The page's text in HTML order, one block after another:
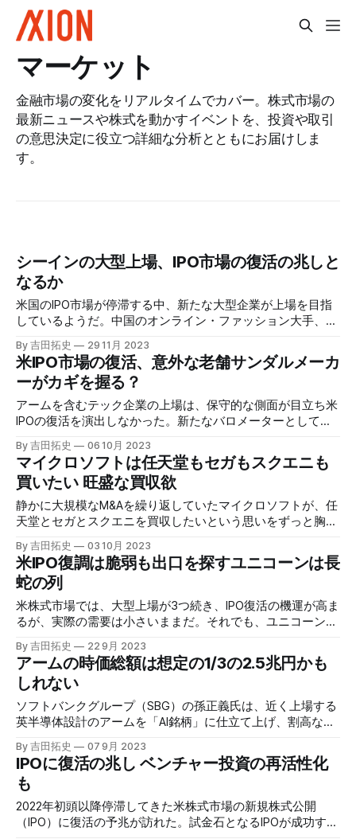
マーケット
金融市場の変化をリアルタイムでカバー。株式市場の
最新ニュースや株式を動かすイベントを、投資や取引
の意思決定に役立つ詳細な分析とともにお届けしま
す。
シーインの大型上場、IPO市場の復活の兆しと
なるか
米国のIPO市場が停滞する中、新たな大型企業が上場を目指
しているようだ。中国のオンライン・ファッション大手、シ
て、900億ドルの企業価値を目指していると取り沙汰され
た。
By 吉田拓史 29 11月 2023
米IPO市場の復活、意外な老舗サンダルメーカ
ーがカギを握る？
アームを含むテック企業の上場は、保守的な側面が目立ち米
IPOの復活を演出しなかった。新たなバロメーターとして脚
カーである。
By 吉田拓史 06 10月 2023
マイクロソフトは任天堂もセガもスクエニも
買いたい 旺盛な買収欲
静かに大規模なM&Aを繰り返していたマイクロソフトが、任
天堂とセガとスクエニを買収したいという思いをずっと胸に
り、規制当局に止められない限り買収は続くだろう。
By 吉田拓史 03 10月 2023
米IPO復調は脆弱も出口を探すユニコーンは長
蛇の列
米株式市場では、大型上場が3つ続き、IPO復活の機運が高ま
るが、実際の需要は小さいままだ。それでも、ユニコーンた
By 吉田拓史 22 9月 2023
アームの時価総額は想定の1/3の2.5兆円かも
しれない
ソフトバンクグループ（SBG）の孫正義氏は、近く上場する
英半導体設計のアームを「AI銘柄」に仕立て上げ、割高な時
いアームの価格は、インテルと同じ物差しに当てると、2.5
兆円まで萎む。SBGの想定の3分の1だ。
By 吉田拓史 07 9月 2023
IPOに復活の兆し ベンチャー投資の再活性化
も
2022年初頭以降停滞してきた米株式市場の新規株式公開
（IPO）に復活の予兆が訪れた。試金石となるIPOが成功すれ